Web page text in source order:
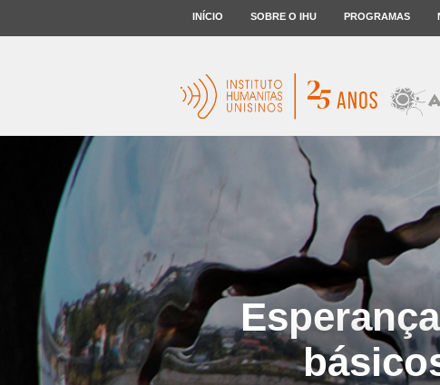
INÍCIO SOBRE O IHU PROGRAMAS